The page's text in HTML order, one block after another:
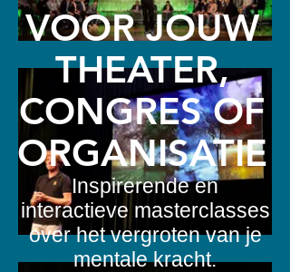
VOOR JOUW
THEATER,
CONGRES OF
ORGANISATIE
Inspirerende en
interactieve masterclasses
over het vergroten van je
mentale kracht.